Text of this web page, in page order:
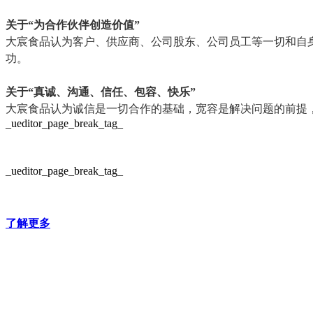
关于“为合作伙伴创造价值”
大宸食品认为客户、供应商、公司股东、公司员工等一切和
功。
关于“真诚、沟通、信任、包容、快乐”
大宸食品认为诚信是一切合作的基础，宽容是解决问题的前
_ueditor_page_break_tag_
_ueditor_page_break_tag_
了解更多